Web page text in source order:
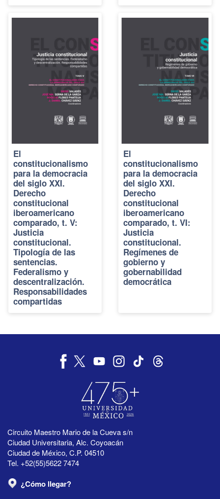
El
constitucionalismo
para la democracia
del siglo XXI.
Derecho
constitucional
iberoamericano
comparado, t. V:
Justicia
constitucional.
Tipología de las
sentencias.
Federalismo y
descentralización.
Responsabilidades
compartidas
El
constitucionalismo
para la democracia
del siglo XXI.
Derecho
constitucional
iberoamericano
comparado, t. VI:
Justicia
constitucional.
Regímenes de
gobierno y
gobernabilidad
democrática
Circuito Maestro Mario de la Cueva s/n
Ciudad Universitaria, Alc. Coyoacán
Ciudad de México, C.P. 04510
Tel. +52(55)5622 7474
¿Cómo llegar?